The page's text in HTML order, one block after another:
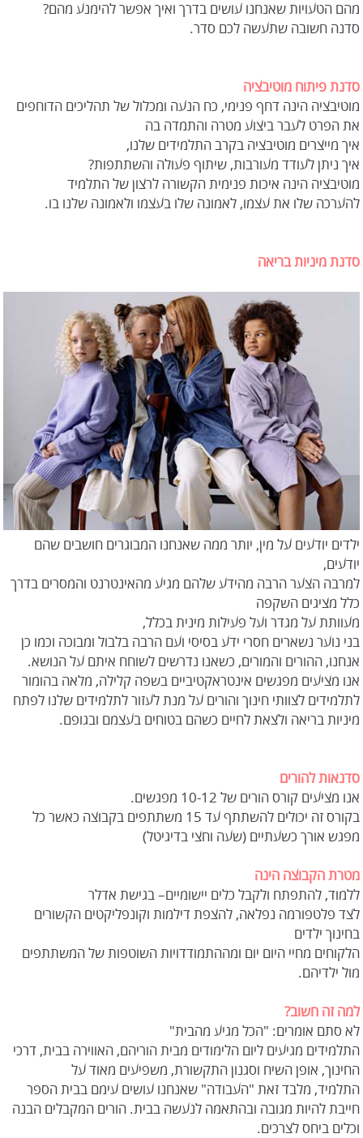
מהם הטעויות שאנחנו עושים בדרך ואיך אפשר להימנע מהם?
סדנה חשובה שתעשה לכם סדר.
סדנת פיתוח מוטיבציה
מוטיבציה הינה דחף פנימי, כח הנעה ומכלול של תהליכים הדוחפים
את הפרט לעבר ביצוע מטרה והתמדה בה
איך מייצרים מוטיבציה בקרב התלמידים שלנו,
איך ניתן לעודד מעורבות, שיתוף פעולה והשתתפות?
מוטיבציה הינה איכות פנימית הקשורה לרצון של התלמיד
להערכה שלו את עצמו, לאמונה שלו בעצמו ולאמונה שלנו בו.
סדנת מיניות בריאה
ילדים יודעים על מין, יותר ממה שאנחנו המבוגרים חושבים שהם
יודעים,
למרבה הצער הרבה מהידע שלהם מגיע מהאינטרנט והמסרים בדרך
כלל מציגים השקפה
מעוותת על מגדר ועל פעילות מינית בכלל,
בני נוער נשארים חסרי ידע בסיסי ועם הרבה בלבול ומבוכה וכמו כן
אנחנו, ההורים והמורים, כשאנו נדרשים לשוחח איתם על הנושא.
אנו מציעים מפגשים אינטראקטיביים בשפה קלילה, מלאה בהומור
לתלמידים לצוותי חינוך והורים על מנת לעזור לתלמידים שלנו לפתח
מיניות בריאה ולצאת לחיים כשהם בטוחים בעצמם ובגופם.
סדנאות להורים
אנו מציעים קורס הורים של 10-12 מפגשים.
בקורס זה יכולים להשתתף עד 15 משתתפים בקבוצה כאשר כל
מפגש אורך כשעתיים (שעה וחצי בדיגיטל)
מטרת הקבוצה הינה
ללמוד, להתפתח ולקבל כלים יישומיים– בגישת אדלר
לצד פלטפורמה נפלאה, להצפת דילמות וקונפליקטים הקשורים
בחינוך ילדים
הלקוחים מחיי היום יום ומההתמודדויות השוטפות של המשתתפים
מול ילדיהם.
למה זה חשוב?
לא סתם אומרים: "הכל מגיע מהבית"
התלמידים מגיעים ליום הלימודים מבית הוריהם, האווירה בבית, דרכי
החינוך, אופן השיח וסגנון התקשורת, משפיעים מאוד על
התלמיד, מלבד זאת "העבודה" שאנחנו עושים עימם בבית הספר
חייבת להיות מגובה ובהתאמה לנעשה בבית. הורים המקבלים הבנה
וכלים ביחס לצרכים.